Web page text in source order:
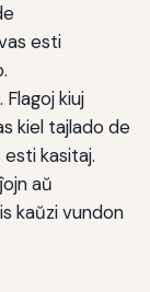
esti
kiuj
kiel tajlado de
kasitaj.
aŭ
kaŭzi vundon